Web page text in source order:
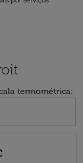
termométrica: